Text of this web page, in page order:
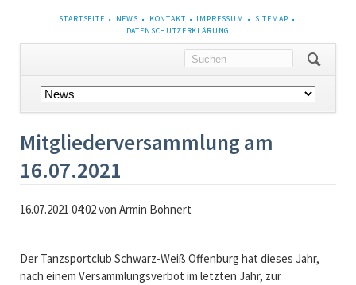
NAVIGATION
STARTSEITE NEWS KONTAKT IMPRESSUM
SITEMAP
DATENSCHUTZERKLÄRUNG
Navigation
überspringen
Mitgliederversammlung am
16.07.2021
16.07.2021 04:02von Armin Bohnert
Der Tanzsportclub Schwarz-Weiß Offenburg hat dieses Jahr,
nach einem Versammlungsverbot im letzten Jahr, zur